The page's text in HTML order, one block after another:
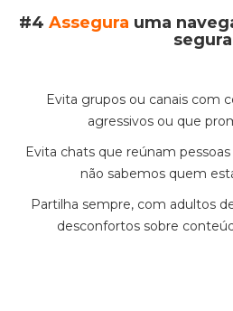
#4 Assegura uma
segura
Evita grupos ou canais com
agressivos ou que
Evita chats que reúnam
não sabemos quem
Partilha sempre, com adultos
desconfortos sobre